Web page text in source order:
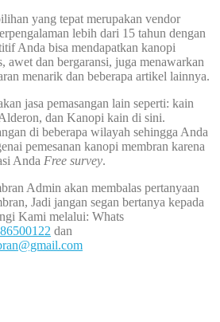
yang tepat merupakan vendor
lebih dari 15 tahun dengan
Anda bisa mendapatkan kanopi
awet dan bergaransi, juga menawarkan
menarik dan beberapa artikel lainnya.
jasa pemasangan lain seperti: kain
dan Kanopi kain di sini.
di beberapa wilayah sehingga Anda
pemesanan kanopi membran karena
Anda Free survey.
Admin akan membalas pertanyaan
Jadi jangan segan bertanya kepada
Kami melalui: Whats
dan